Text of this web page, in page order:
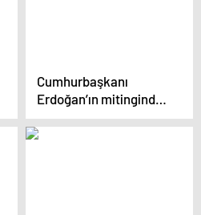
Cumhurbaşkanı
Erdoğan’ın mitinginde
“İsrail ile ticaret
yapılmasın” pankartı